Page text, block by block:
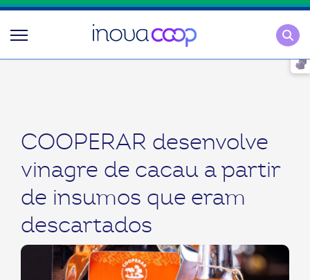
COOPERAR desenvolve
vinagre de cacau a partir
de insumos que eram
descartados